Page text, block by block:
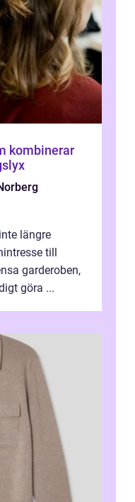
kombinerar
längre
till
garderoben,
göra ...